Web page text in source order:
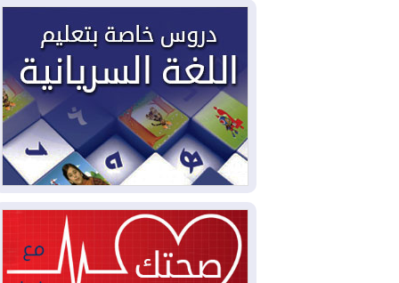
ملفات حقبة الكاظمي تعود إلى
الواجهة.. أنباء عن مراجعات قضائية
وتحقيقات أوسع في قضايا فساد
2026-08-04بيترو يشكو تزوير الانتخابات
الرئاسية ويحذر من "حرب أهلية" في
كولومبيا
2026-08-03رئيس إقليم كوردستان في
2026-08-03
العراق يؤكد مجدداً التزامه
بمنع الهجمات على الدول المجاورة